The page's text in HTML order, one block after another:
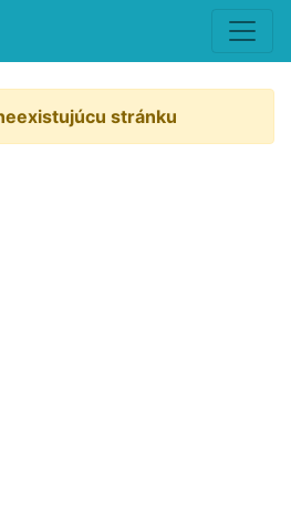
stránku